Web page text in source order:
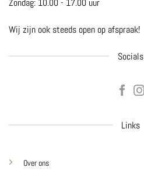
Links
Over ons
Zondag: 10.00 - 17.00 uur
Wij zijn ook steeds open op afspraak!
Socials